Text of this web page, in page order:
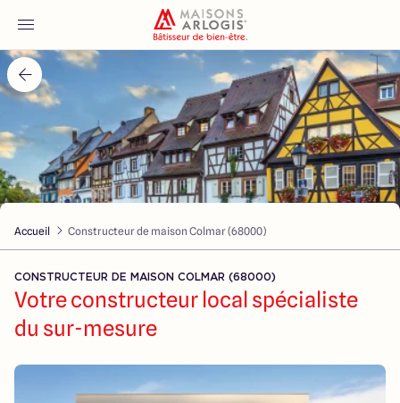
Accueil
Nos maisons
Nos annonces
Votre projet
Qui sommes-nous
Maisons ARLOGIS Alsace
Accueil Constructeur de maison Colmar (68000)
CONSTRUCTEUR DE MAISON COLMAR (68000)
Votre constructeur local spécialiste
du sur-mesure